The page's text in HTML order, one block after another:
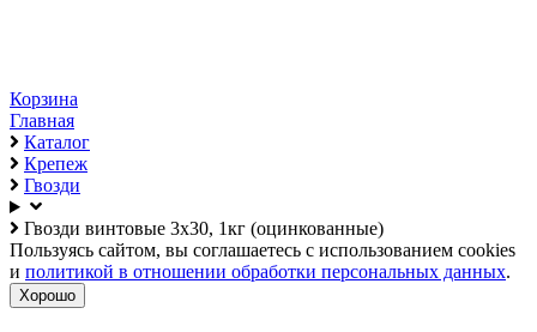
Корзина
Главная
Каталог
Крепеж
Гвозди
Гвозди винтовые 3х30, 1кг (оцинкованные)
Пользуясь сайтом, вы соглашаетесь с использованием cookies
и политикой в отношении обработки персональных данных.
Хорошо